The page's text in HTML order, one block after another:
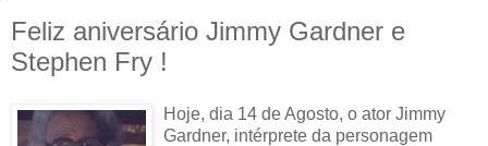
Feliz aniversário Jimmy Gardner e
Stephen Fry !
Hoje, dia 14 de Agosto, o ator Jimmy
Gardner, intérprete da personagem